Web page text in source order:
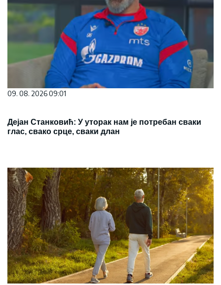
09. 08. 2026 09:01
Дејан Станковић: У уторак нам је потребан сваки
глас, свако срце, сваки длан